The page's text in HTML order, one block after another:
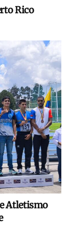
Rico
Atletismo